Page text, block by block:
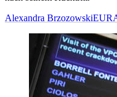
Alexandra Brzozowski